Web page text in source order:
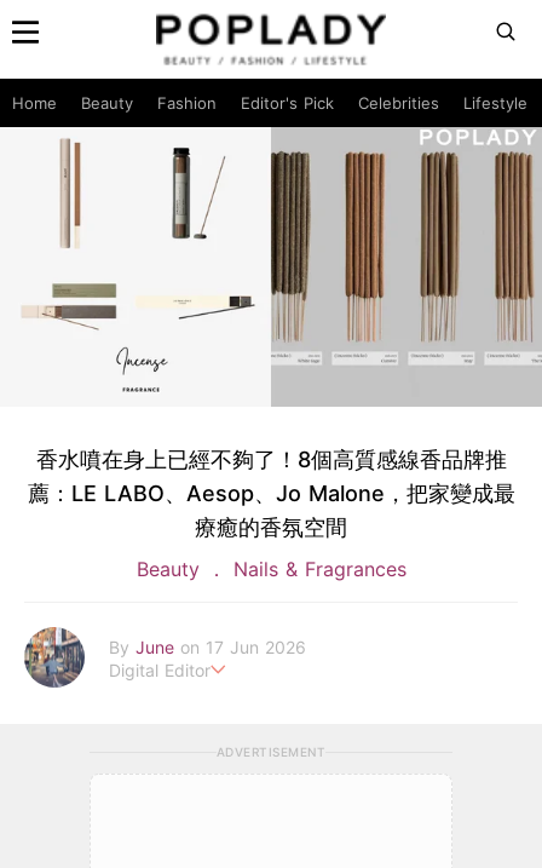
Home Beauty Fashion Editor's Pick Celebrities Lifestyle
香水噴在身上已經不夠了！8個高質感線香品牌推
薦：LE LABO、Aesop、Jo Malone，把家變成最
療癒的香氛空間
Beauty Nails & Fragrances
By June on 17 Jun 2026
Digital Editor
june.huang@poplady-mag.comADVERTISEMENT